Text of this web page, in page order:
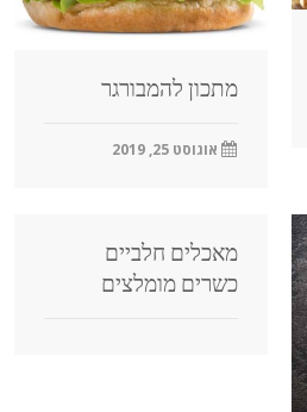
מתכון להמבורגר
אוגוסט 25, 2019
מאכלים חלביים
כשרים מומלצים